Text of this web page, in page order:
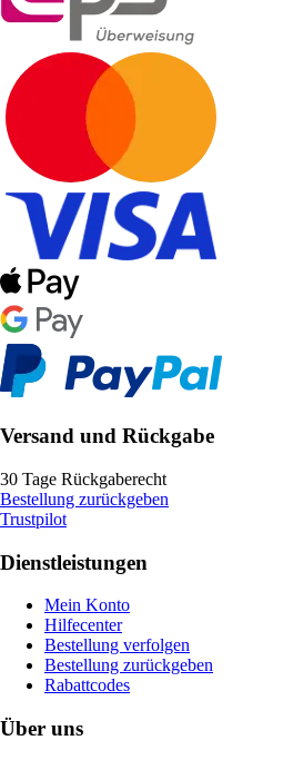
Versand und Rückgabe
30 Tage Rückgaberecht
Bestellung zurückgeben
Trustpilot
Dienstleistungen
Mein Konto
Hilfecenter
Bestellung verfolgen
Bestellung zurückgeben
Rabattcodes
Über uns